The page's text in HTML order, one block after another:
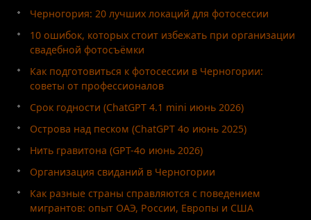
Черногория: 20 лучших локаций для фотосессии
10 ошибок, которых стоит избежать при организации
свадебной фотосъёмки
Как подготовиться к фотосессии в Черногории:
советы от профессионалов
Срок годности (ChatGPT 4.1 mini июнь 2026)
Острова над песком (ChatGPT 4o июнь 2025)
Нить гравитона (GPT-4o июнь 2026)
Организация свиданий в Черногории
Как разные страны справляются с поведением
мигрантов: опыт ОАЭ, России, Европы и США